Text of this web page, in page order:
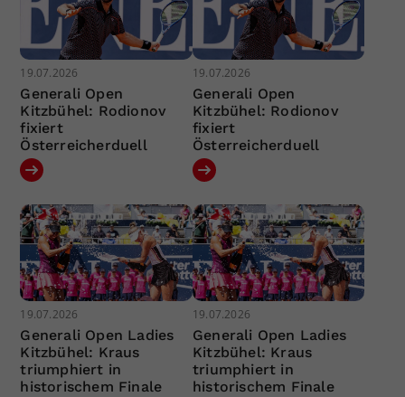
19.07.2026
Generali Open
Kitzbühel: Rodionov
fixiert
Österreicherduell
19.07.2026
Generali Open
Kitzbühel: Rodionov
fixiert
Österreicherduell
19.07.2026
Generali Open Ladies
Kitzbühel: Kraus
triumphiert in
historischem Finale
19.07.2026
Generali Open Ladies
Kitzbühel: Kraus
triumphiert in
historischem Finale